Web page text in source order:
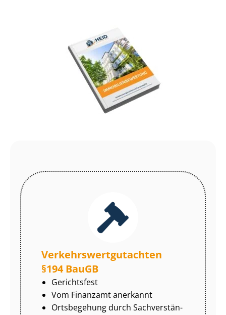
Ver­kehrs­wert­gut­ach­ten
§194 BauGB
Gerichtsfest
Vom Finanzamt anerkannt
Ortsbegehung durch Sach­ver­stän­